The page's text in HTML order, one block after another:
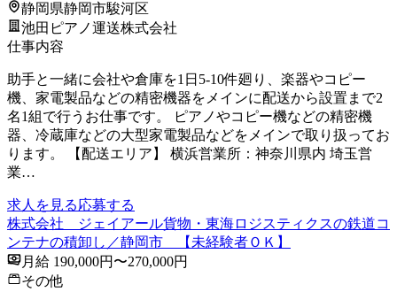
静岡県静岡市駿河区
池田ピアノ運送株式会社
仕事内容
助手と一緒に会社や倉庫を1日5-10件廻り、楽器やコピー
機、家電製品などの精密機器をメインに配送から設置まで2
名1組で行うお仕事です。 ピアノやコピー機などの精密機
器、冷蔵庫などの大型家電製品などをメインで取り扱ってお
ります。 【配送エリア】 横浜営業所：神奈川県内 埼玉営
業…
求人を見る応募する
株式会社 ジェイアール貨物・東海ロジスティクスの鉄道コ
ンテナの積卸し／静岡市 【未経験者ＯＫ】
月給 190,000円〜270,000円
その他